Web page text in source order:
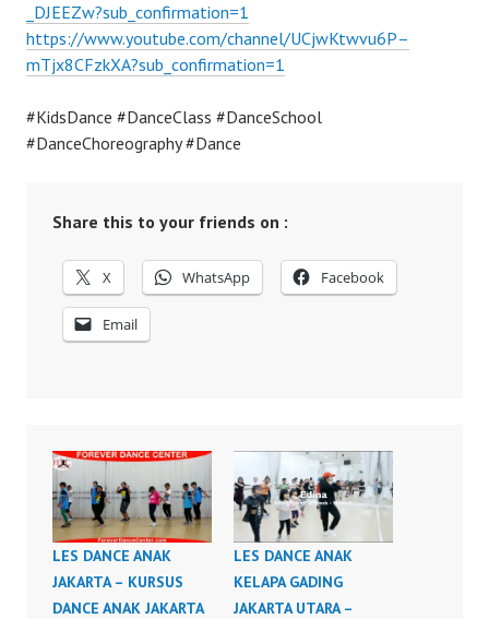
_DJEEZw?sub_confirmation=1
https://www.youtube.com/channel/UCjwKtwvu6P–
mTjx8CFzkXA?sub_confirmation=1
#KidsDance #DanceClass #DanceSchool
#DanceChoreography #Dance
Share this to your friends on :
X WhatsApp Facebook
Email
LES DANCE ANAK
JAKARTA – KURSUS
DANCE ANAK JAKARTA
LES DANCE ANAK
KELAPA GADING
JAKARTA UTARA –